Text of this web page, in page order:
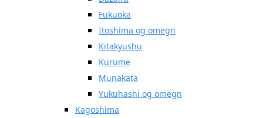
Fukuoka
Itoshima og omegn
Kitakyushu
Kurume
Munakata
Yukuhashi og omegn
Kagoshima